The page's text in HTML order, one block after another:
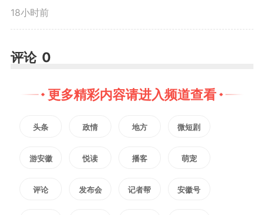
育，普及安全防范知识，不断提高
群众安全意识和自我防范能力，筑
宁波在督导中强调，各级各部
18小时前
评论 0
更多精彩内容请进入频道查看
头条 政情 地方 微短剧
游安徽 悦读 播客 萌宠
评论 发布会 记者帮 安徽号